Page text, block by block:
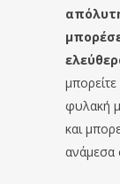
φυλακή
και
ανάμεσα